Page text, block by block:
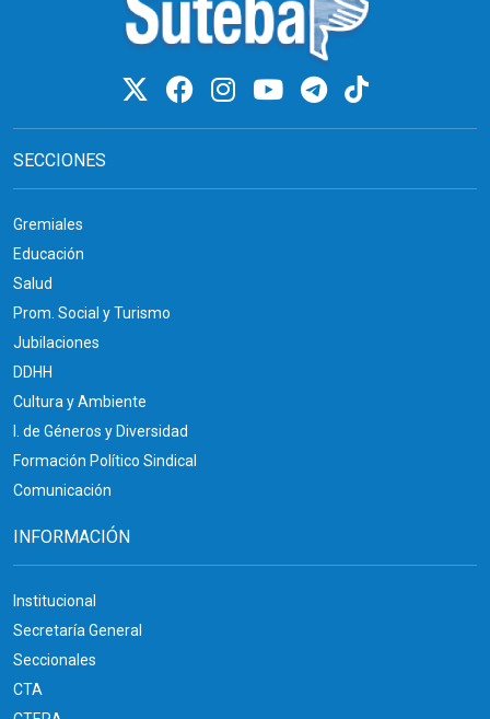
SECCIONES
Gremiales
Educación
Salud
Prom. Social y Turismo
Jubilaciones
DDHH
Cultura y Ambiente
I. de Géneros y Diversidad
Formación Político Sindical
Comunicación
INFORMACIÓN
Institucional
Secretaría General
Seccionales
CTA